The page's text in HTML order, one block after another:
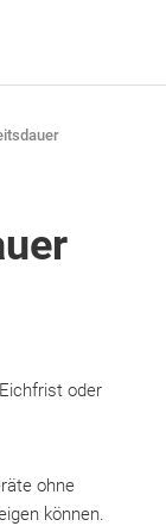
oder
ohne
können.